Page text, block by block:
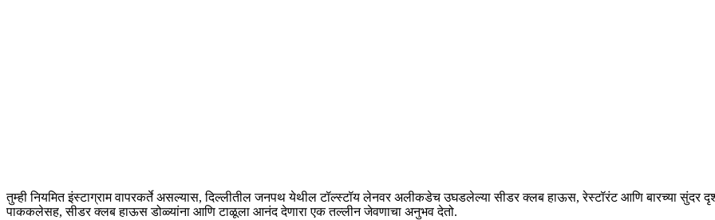
तुम्ही नियमित इंस्टाग्राम वापरकर्ते असल्यास, दिल्लीतील जनपथ येथील टॉल्स्टॉय लेनवर अलीकडेच उघडलेल्या सीडर क्लब हाऊस, रेस्टॉरंट आणि बारच्या
पाककलेसह, सीडर क्लब हाऊस डोळ्यांना आणि टाळूला आनंद देणारा एक तल्लीन जेवणाचा अनुभव देतो.